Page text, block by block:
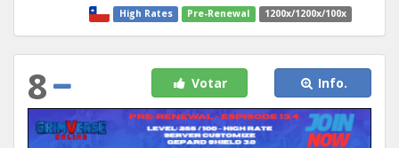
High Rates Pre-Renewal 1200x/1200x/100x
8 Votar Info.